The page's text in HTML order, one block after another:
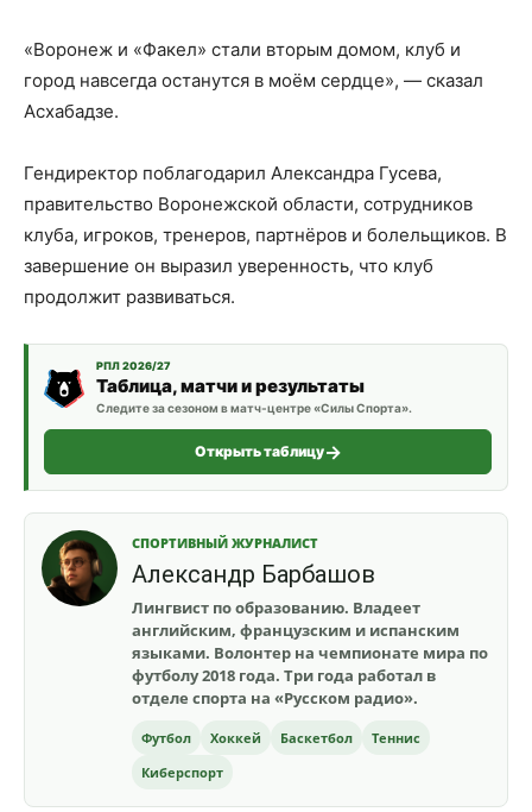
«Воронеж и «Факел» стали вторым домом, клуб и
город навсегда останутся в моём сердце», — сказал
Асхабадзе.
Гендиректор поблагодарил Александра Гусева,
правительство Воронежской области, сотрудников
клуба, игроков, тренеров, партнёров и болельщиков. В
завершение он выразил уверенность, что клуб
продолжит развиваться.
РПЛ 2026/27
Таблица, матчи и результаты
Следите за сезоном в матч-центре «Силы Спорта».
Открыть таблицу
СПОРТИВНЫЙ ЖУРНАЛИСТ
Александр Барбашов
Лингвист по образованию. Владеет
английским, французским и испанским
языками. Волонтер на чемпионате мира по
футболу 2018 года. Три года работал в
отделе спорта на «Русском радио».
Футбол Хоккей Баскетбол
Теннис
Киберспорт